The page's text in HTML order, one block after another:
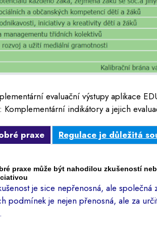
evaluační výstupy aplikace
indikátory a jejich
praxe Regulace je důležitá
praxe může být nahodilou zkušeností
je sice nepřenosná, ale společná
podmínek je nejen přenosná, ale za